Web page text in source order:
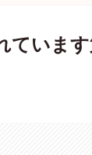
ていま